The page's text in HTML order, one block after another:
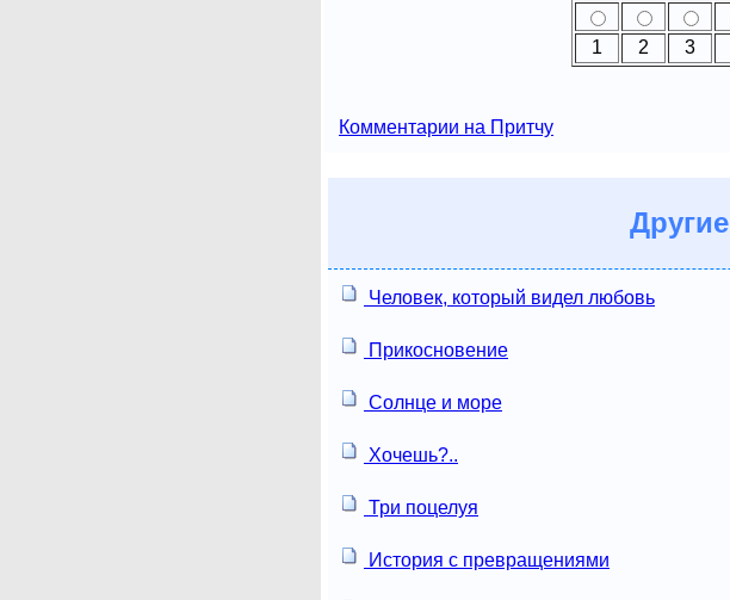
1
2 3
Комментарии на Притчу
Другие
Человек, который видел любовь
Прикосновение
Солнце и море
Хочешь?..
Три поцелуя
История с превращениями